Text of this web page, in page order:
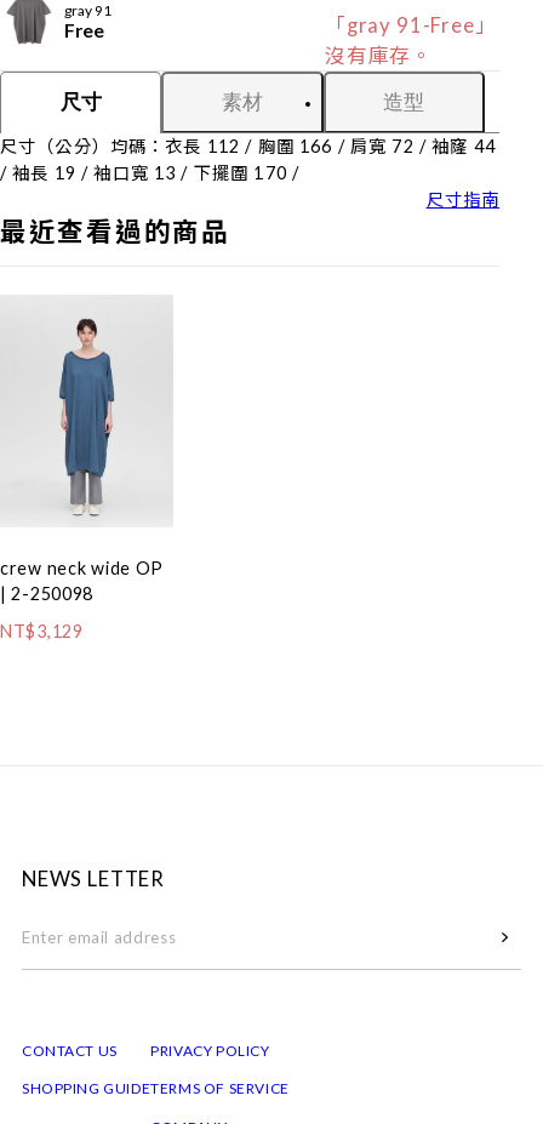
gray 91
Free
「gray 91-Free」
沒有庫存。
尺寸 素材 造型
尺寸（公分）均碼：衣長 112 / 胸圍 166 / 肩寬 72 / 袖窿 44
/ 袖長 19 / 袖口寬 13 / 下擺圍 170 /
尺寸指南
最近查看過的商品
crew neck wide OP
| 2-250098
NT$3,129
NEWS LETTER
CONTACT US
SHOPPING GUIDE
PRIVACY POLICY
TERMS OF SERVICE